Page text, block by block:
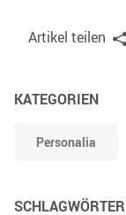
Artikel teilen
KATEGORIEN
Personalia
SCHLAGWÖRTER